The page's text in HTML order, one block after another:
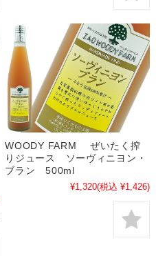
WOODY FARM ぜいたく搾
りジュース ソーヴィニヨン・
ブラン 500ml
¥1,320(税込 ¥1,426)